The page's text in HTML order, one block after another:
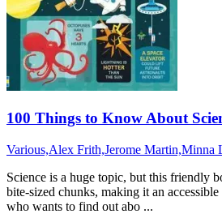
100 Things to Know About
Various,Alex Frith,Jerome Martin,Minna
Science is a huge topic, but this friendly
bite-sized chunks, making it an
who wants to find out abo ...